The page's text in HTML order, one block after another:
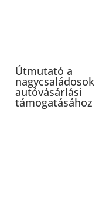
Útmutató a
nagycsaládosok
autóvásárlási
támogatásához